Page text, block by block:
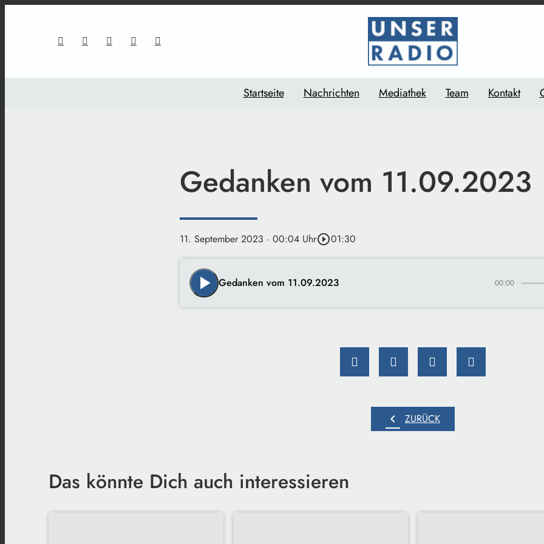
Startseite Nachrichten Mediathek Team Kontakt
Gedanken vom 11.09.2023
11. September 2023 · 00:04 Uhrplay_circle_outline01:30
play_arrow Gedanken vom 11.09.2023 00:00
chevron_left ZURÜCK
Das könnte Dich auch interessieren